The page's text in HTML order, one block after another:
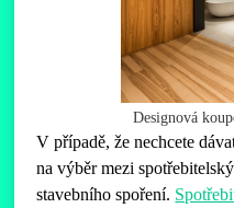
Designová
V případě, že nechcete
na výběr mezi
stavebního spoření.